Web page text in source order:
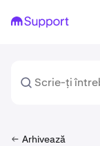
Arhivează